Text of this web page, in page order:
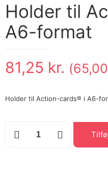
Holder til
A6-format
81,25 kr. (65,00
Holder til Action-cards® i A6-